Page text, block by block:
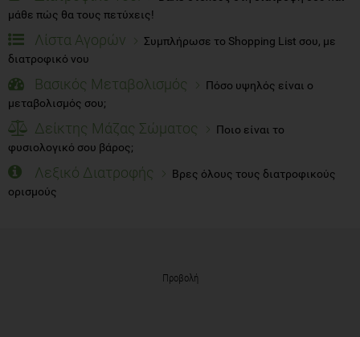
μάθε πώς θα τους πετύχεις!
Λίστα Αγορών
Συμπλήρωσε το Shopping List σου, με
διατροφικό νου
Βασικός Μεταβολισμός
Πόσο υψηλός είναι ο
μεταβολισμός σου;
Δείκτης Μάζας Σώματος
Ποιο είναι το
φυσιολογικό σου βάρος;
Λεξικό Διατροφής
Βρες όλους τους διατροφικούς
ορισμούς
Προβολή